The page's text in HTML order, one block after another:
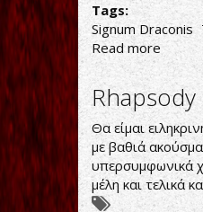
Tags:
Signum Draconis
Read moreabout
Signum
The
Divine
Θα είμαι
με βαθιά
υπερσυμφωνικά
μέλη και τελικά